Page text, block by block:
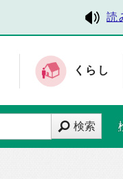
読
くらし
検索